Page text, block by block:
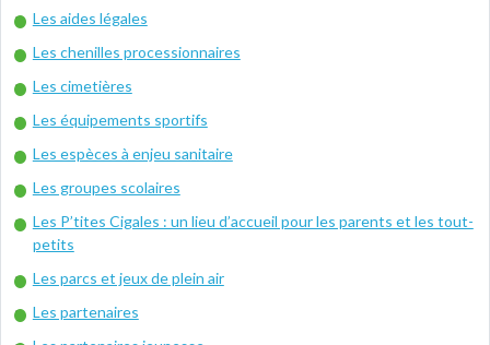
Les aides légales
Les chenilles processionnaires
Les cimetières
Les équipements sportifs
Les espèces à enjeu sanitaire
Les groupes scolaires
Les P’tites Cigales : un lieu d’accueil pour les parents et les tout-
petits
Les parcs et jeux de plein air
Les partenaires